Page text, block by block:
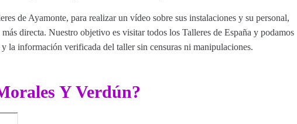
de Ayamonte, para realizar un vídeo sobre sus instalaciones y su personal,
directa. Nuestro objetivo es visitar todos los Talleres de España y podamos
la información verificada del taller sin censuras ni manipulaciones.
Y Verdún?